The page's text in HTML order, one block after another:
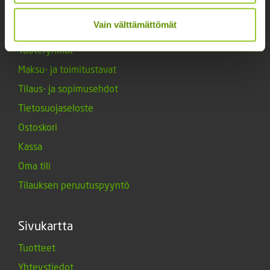
Vain välttämättömät
Tuoteryhmät
Maksu- ja toimitustavat
Tilaus- ja sopimusehdot
Tietosuojaseloste
Ostoskori
Kassa
Oma tili
Tilauksen peruutuspyyntö
Sivukartta
Tuotteet
Yhteystiedot